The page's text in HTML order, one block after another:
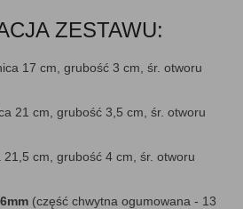
ZESTAWU:
17 cm, grubość 3 cm, śr. otworu
21 cm, grubość 3,5 cm, śr. otworu
21,5 cm, grubość 4 cm, śr. otworu
(część chwytna ogumowana - 13